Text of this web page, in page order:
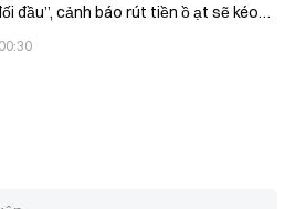
đầu”, cảnh báo rút tiền ồ ạt sẽ kéo